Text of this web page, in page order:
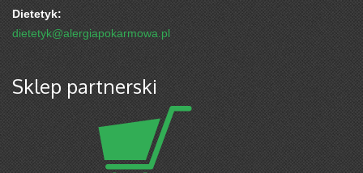
Dietetyk:
dietetyk@alergiapokarmowa.pl
Sklep partnerski